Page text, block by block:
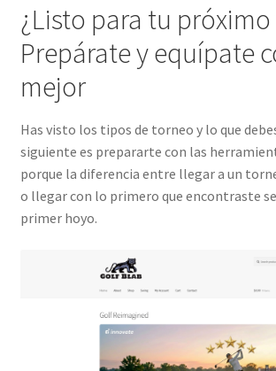
¿Listo para tu
Prepárate y equípate
mejor
Has visto los tipos de torneo y lo que
siguiente es prepararte con las
porque la diferencia entre llegar a un
o llegar con lo primero que encontraste
primer hoyo.